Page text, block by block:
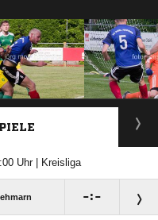
Uhr | Kreisliga
: